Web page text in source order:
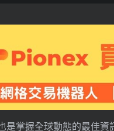
是掌握全球動態的最佳資